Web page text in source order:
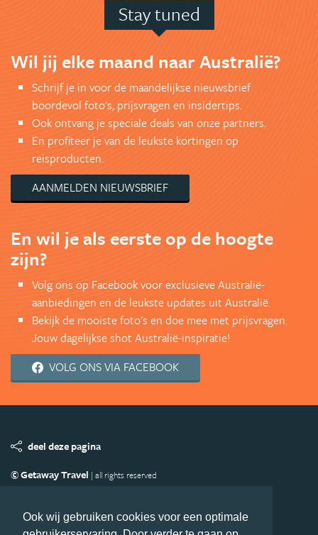
Ook wij gebruiken cookies voor een optimale
Stay tuned
Wil jij elke maand naar Australië?
Schrijf je in voor de maandelijkse nieuwsbrief
boordevol foto's, prijsvragen en insidertips.
Ook ontvang je speciale deals van onze partners.
En profiteer je van de leukste kortingen op
reisproducten.
AANMELDEN NIEUWSBRIEF
En wil je als eerste op de hoogte
zijn?
Volg ons op Facebook voor exclusieve Australië-
aanbiedingen en de leukste updates uit Australië.
Bekijk de mooiste foto's en doe mee met prijsvragen.
Jouw dagelijkse shot Australië-inspiratie!
VOLG ONS VIA FACEBOOK
deel deze pagina
© Getaway Travel | all rights reserved
Copyright
Privacy statement Disclaimer
Cookies